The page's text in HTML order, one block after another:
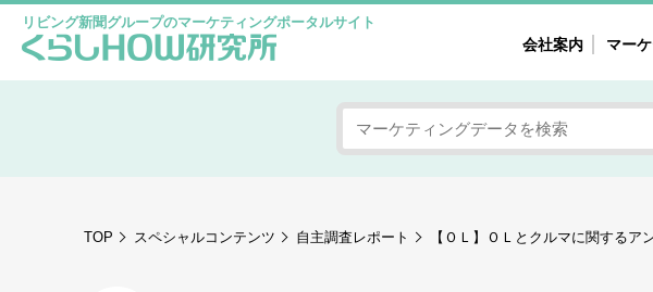
リビング新聞グループのマーケティングポータルサイト
会社案内 マー
女性の気持
自主調査
TOP スペシャルコンテンツ 自主調査レポート 【ＯＬ】ＯＬとクルマに関するア